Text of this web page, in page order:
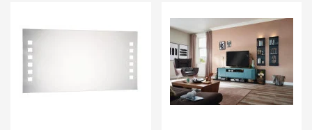
Veranstaltungskalender Lokale Empfehlungen